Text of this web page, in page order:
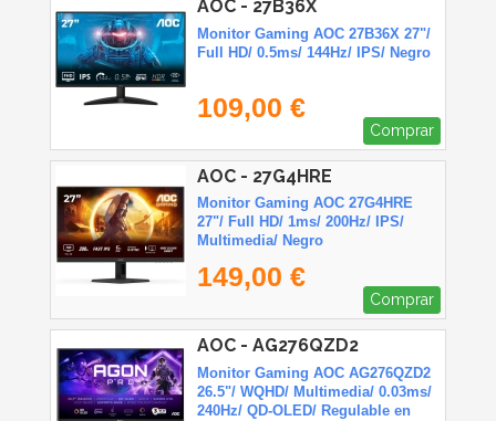
AOC - 27B36X
Monitor Gaming AOC 27B36X 27"/
Full HD/ 0.5ms/ 144Hz/ IPS/ Negro
109,00 €
Comprar
AOC - 27G4HRE
Monitor Gaming AOC 27G4HRE
27"/ Full HD/ 1ms/ 200Hz/ IPS/
Multimedia/ Negro
149,00 €
Comprar
AOC - AG276QZD2
Monitor Gaming AOC AG276QZD2
26.5"/ WQHD/ Multimedia/ 0.03ms/
240Hz/ QD-OLED/ Regulable en